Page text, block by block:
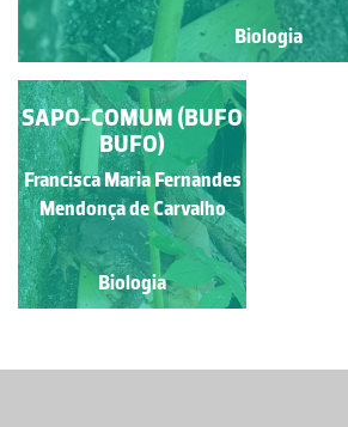
Biologia
SAPO-COMUM (BUFO
BUFO)
Francisca Maria Fernandes
Mendonça de Carvalho
Biologia